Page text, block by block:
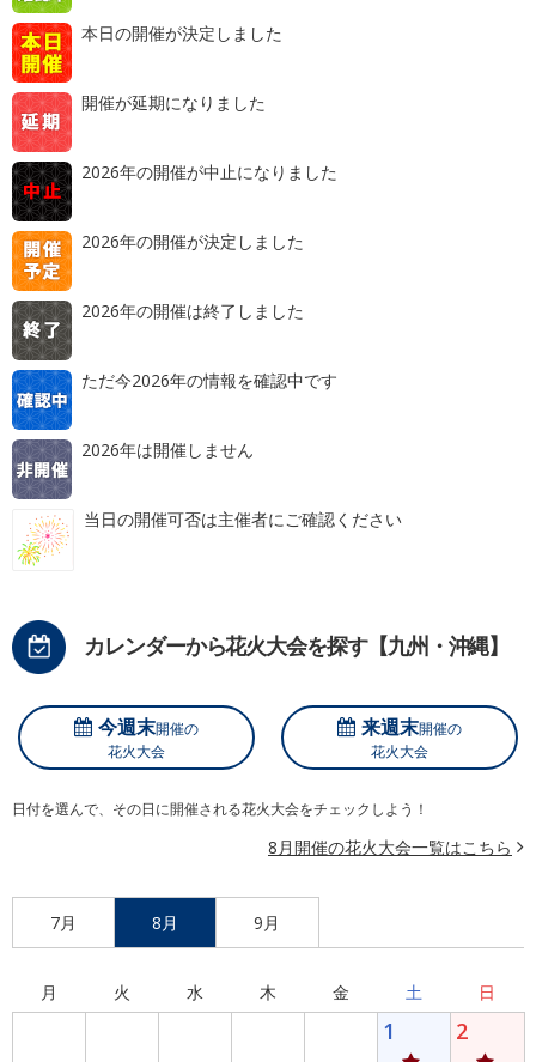
本日の開催が決定しました
開催が延期になりました
2026年の開催が中止になりました
2026年の開催が決定しました
2026年の開催は終了しました
ただ今2026年の情報を確認中です
2026年は開催しません
当日の開催可否は主催者にご確認ください
カレンダーから花火大会を探す【九州・沖縄】
今週末開催の
花火大会
来週末開催の
花火大会
日付を選んで、その日に開催される花火大会をチェックしよう！
8月開催の花火大会一覧はこちら
7月 8月 9月
月 火 水 木 金 土 日
1 2